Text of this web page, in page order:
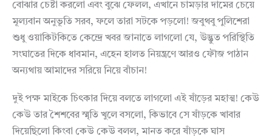
বোঝার চেষ্টা করলো এবং বুঝে ফেলল, এখানে চামড়ার দামের চেয়ে
মূল্যবান অনুভূতি সরব, ফলে তারা সটকে পড়লো! জবুথবু পুলিশেরা
শুধু ওয়াকিটকিতে কেন্দ্রে খবর জানাতে লাগলো যে, উদ্ভুত পরিস্থিতি
সংঘাতের দিকে ধাবমান, এহেন হালত নিয়ন্ত্রণে আরও ফৌজ পাঠান
অন্যথায় আমাদের সরিয়ে নিয়ে বাঁচান!
দুই পক্ষ মাইকে চিৎকার দিয়ে বলতে লাগলো এই ষাঁড়ের মহাত্ম! কেউ
কেউ তার শৈশবের স্মৃতি খুলে বসলো, কিভাবে সে ষাঁড়কে খাবার
দিয়েছিলো কিংবা কেউ কেউ বলল, মানত করে ষাঁড়কে ঘাস